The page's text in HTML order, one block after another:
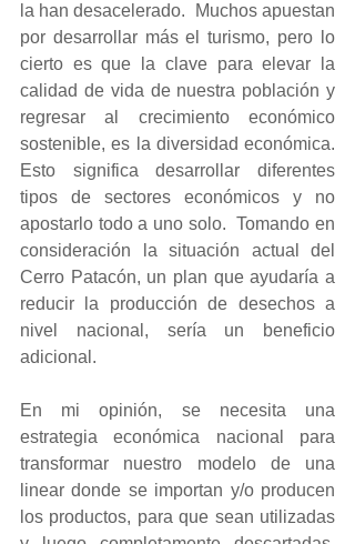
la han desacelerado.  Muchos apuestan
por desarrollar más el turismo, pero lo
cierto es que la clave para elevar la
calidad de vida de nuestra población y
regresar al crecimiento económico
sostenible, es la diversidad económica.
Esto significa desarrollar diferentes
tipos de sectores económicos y no
apostarlo todo a uno solo.  Tomando en
consideración la situación actual del
Cerro Patacón, un plan que ayudaría a
reducir la producción de desechos a
nivel nacional, sería un beneficio
adicional.
En mi opinión, se necesita una
estrategia económica nacional para
transformar nuestro modelo de una
linear donde se importan y/o producen
los productos, para que sean utilizadas